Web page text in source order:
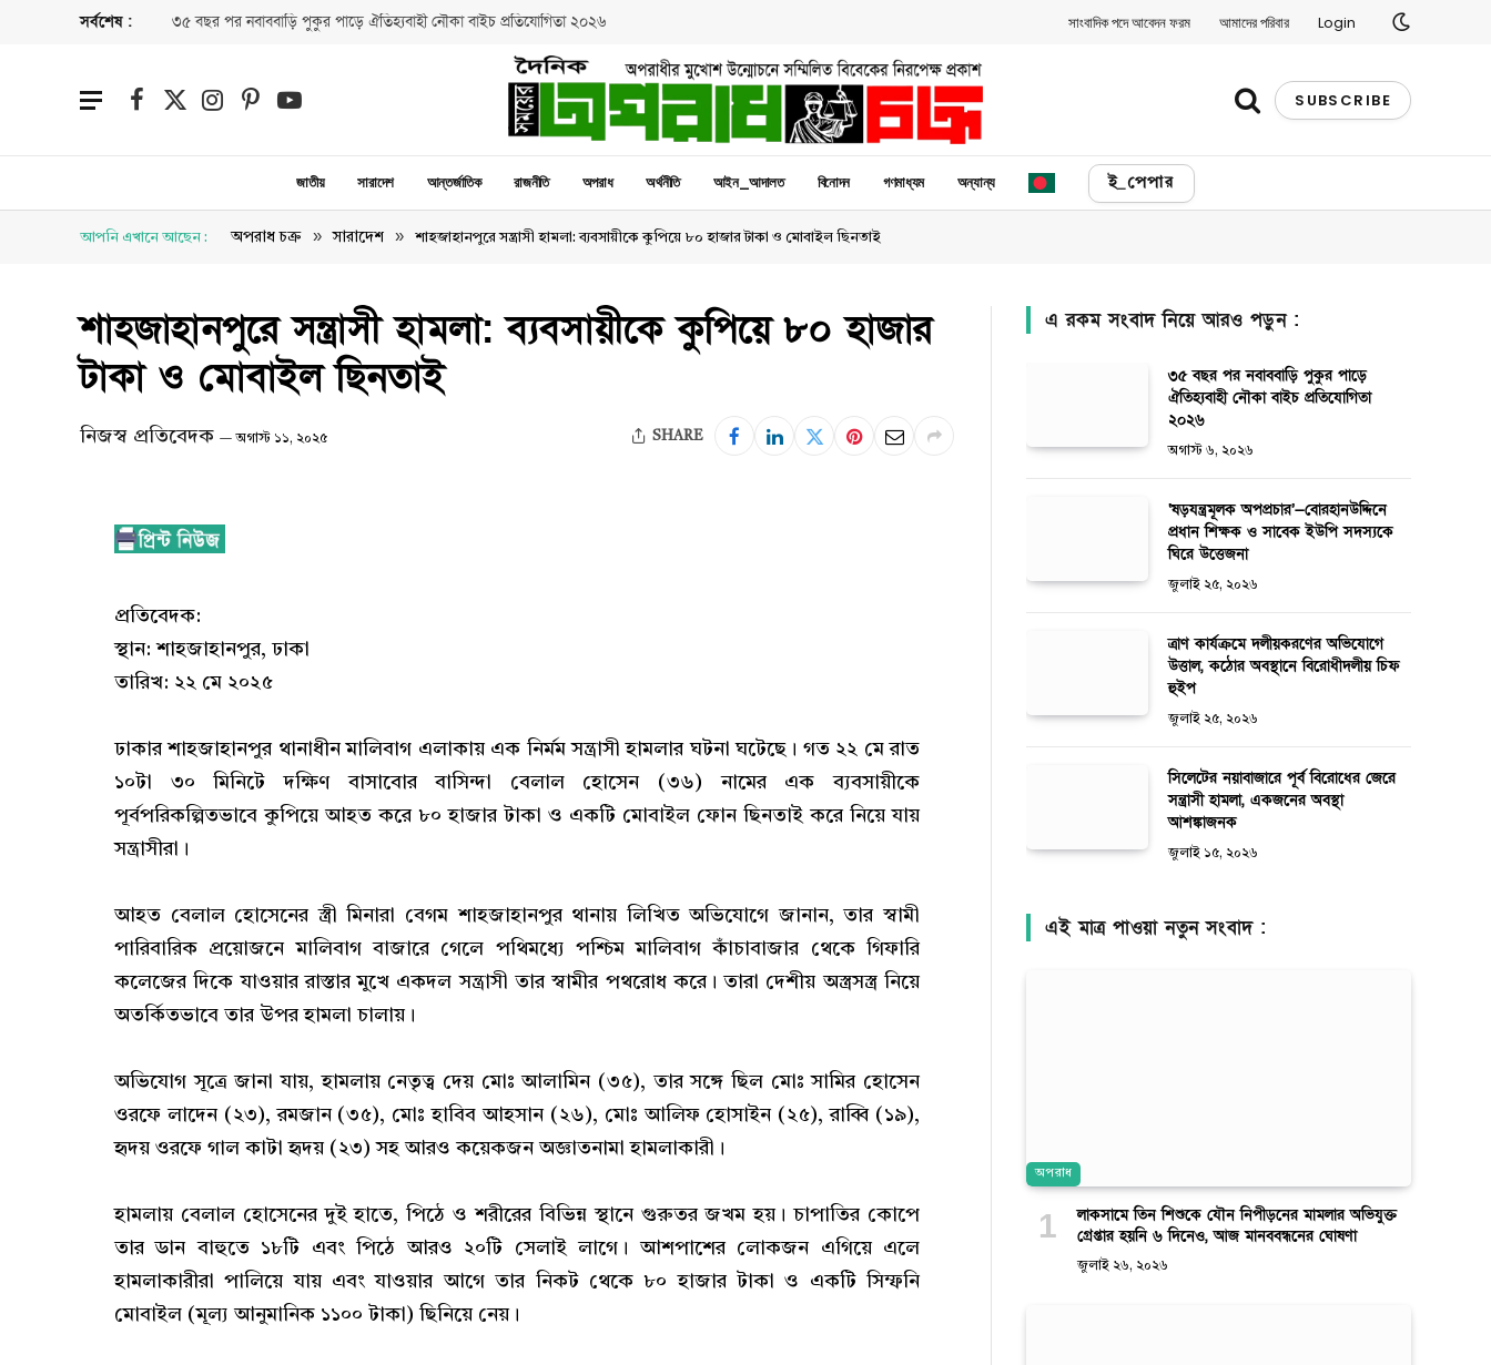
সর্বশেষ : ৩৫ বছর পর নবাববাড়ি পুকুর পাড়ে ঐতিহ্যবাহী নৌকা বাইচ প্রতিযোগিতা ২০২৬ সাংবাদিক পদে আবেদন ফরম আমাদের পরিবার Login
Facebook
X
Instagram
PinterestYouTube SUBSCRIBE
জাতীয় সারাদেশ আন্তর্জাতিক রাজনীতি অপরাধ অর্থনীতি আইন_আদালত বিনোদন গণমাধ্যম অন্যান্য ই_পেপার
আপনি এখানে আছেন : অপরাধ চক্র » সারাদেশ » শাহজাহানপুরে সন্ত্রাসী হামলা: ব্যবসায়ীকে কুপিয়ে ৮০ হাজার টাকা ও মোবাইল ছিনতাই ‎
শাহজাহানপুরে সন্ত্রাসী হামলা: ব্যবসায়ীকে কুপিয়ে ৮০ হাজার
টাকা ও মোবাইল ছিনতাই ‎
নিজস্ব প্রতিবেদক অগাস্ট ১১, ২০২৫ SHARE
‎প্রতিবেদক:
‎স্থান: শাহজাহানপুর, ঢাকা
‎তারিখ: ২২ মে ২০২৫
‎ঢাকার শাহজাহানপুর থানাধীন মালিবাগ এলাকায় এক নির্মম সন্ত্রাসী হামলার ঘটনা ঘটেছে। গত ২২ মে রাত
১০টা ৩০ মিনিটে দক্ষিণ বাসাবোর বাসিন্দা বেলাল হোসেন (৩৬) নামের এক ব্যবসায়ীকে
পূর্বপরিকল্পিতভাবে কুপিয়ে আহত করে ৮০ হাজার টাকা ও একটি মোবাইল ফোন ছিনতাই করে নিয়ে যায়
সন্ত্রাসীরা।
‎আহত বেলাল হোসেনের স্ত্রী মিনারা বেগম শাহজাহানপুর থানায় লিখিত অভিযোগে জানান, তার স্বামী
পারিবারিক প্রয়োজনে মালিবাগ বাজারে গেলে পথিমধ্যে পশ্চিম মালিবাগ কাঁচাবাজার থেকে গিফারি
কলেজের দিকে যাওয়ার রাস্তার মুখে একদল সন্ত্রাসী তার স্বামীর পথরোধ করে। তারা দেশীয় অস্ত্রসস্ত্র নিয়ে
অতর্কিতভাবে তার উপর হামলা চালায়।
‎অভিযোগ সূত্রে জানা যায়, হামলায় নেতৃত্ব দেয় মোঃ আলামিন (৩৫), তার সঙ্গে ছিল মোঃ সামির হোসেন
ওরফে লাদেন (২৩), রমজান (৩৫), মোঃ হাবিব আহসান (২৬), মোঃ আলিফ হোসাইন (২৫), রাব্বি (১৯),
হৃদয় ওরফে গাল কাটা হৃদয় (২৩) সহ আরও কয়েকজন অজ্ঞাতনামা হামলাকারী।
‎হামলায় বেলাল হোসেনের দুই হাতে, পিঠে ও শরীরের বিভিন্ন স্থানে গুরুতর জখম হয়। চাপাতির কোপে
তার ডান বাহুতে ১৮টি এবং পিঠে আরও ২০টি সেলাই লাগে। আশপাশের লোকজন এগিয়ে এলে
হামলাকারীরা পালিয়ে যায় এবং যাওয়ার আগে তার নিকট থেকে ৮০ হাজার টাকা ও একটি সিম্ফনি
মোবাইল (মূল্য আনুমানিক ১১০০ টাকা) ছিনিয়ে নেয়।
এ রকম সংবাদ নিয়ে আরও পড়ুন :
৩৫ বছর পর নবাববাড়ি পুকুর পাড়ে
ঐতিহ্যবাহী নৌকা বাইচ প্রতিযোগিতা
২০২৬
অগাস্ট ৬, ২০২৬
‘ষড়যন্ত্রমূলক অপপ্রচার’—বোরহানউদ্দিনে
প্রধান শিক্ষক ও সাবেক ইউপি সদস্যকে
ঘিরে উত্তেজনা
জুলাই ২৫, ২০২৬
ত্রাণ কার্যক্রমে দলীয়করণের অভিযোগে
উত্তাল, কঠোর অবস্থানে বিরোধীদলীয় চিফ
হুইপ
জুলাই ২৫, ২০২৬
সিলেটের নয়াবাজারে পূর্ব বিরোধের জেরে
সন্ত্রাসী হামলা, একজনের অবস্থা
আশঙ্কাজনক
জুলাই ১৫, ২০২৬
এই মাত্র পাওয়া নতুন সংবাদ :
অপরাধ
লাকসামে তিন শিশুকে যৌন নিপীড়নের মামলার অভিযুক্ত
গ্রেপ্তার হয়নি ৬ দিনেও, আজ মানববন্ধনের ঘোষণা
জুলাই ২৬, ২০২৬